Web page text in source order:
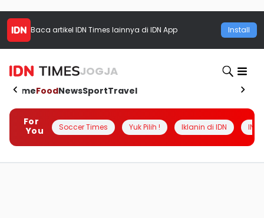
Baca artikel IDN Times lainnya di IDN App Install
JOGJA
HomeFoodNewsSportTravel
For
You
Soccer Times Yuk Pilih ! Iklanin di IDN